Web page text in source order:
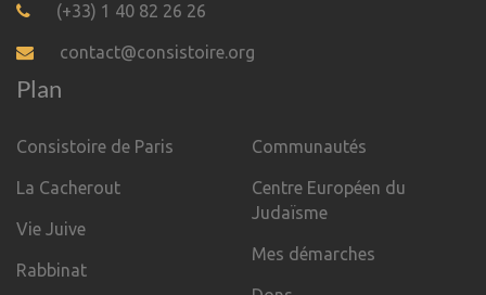
(+33) 1 40 82 26 26
contact@consistoire.org
Plan
Consistoire de Paris
La Cacherout
Vie Juive
Rabbinat
Communautés
Centre Européen du
Judaïsme
Mes démarches